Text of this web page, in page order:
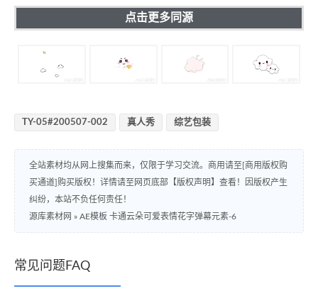
点击更多同源
TY-05#200507-002 真人秀 综艺包装
全站素材均从网上搜集而来，仅限于学习交流。商用请至[商用版权购
买通道]购买版权！详情请至网页底部【版权声明】查看！因版权产生
纠纷，本站不负任何责任！
源库素材网 » AE模板 卡通云朵可爱表情花字弹幕元素-6
常见问题FAQ